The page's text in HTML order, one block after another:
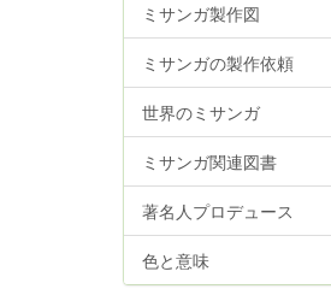
ミサンガ製作図
ミサンガの製作依頼
世界のミサンガ
ミサンガ関連図書
著名人プロデュース
色と意味